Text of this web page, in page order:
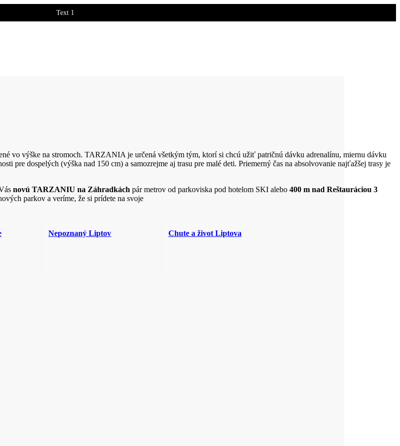
Text 1
Nepoznaný Liptov Chute a život Liptova
vo výške na stromoch. TARZANIA je určená všetkým tým, ktorí si chcú užiť patričnú dávku adrenalínu, miernu dávku
pre dospelých (výška nad 150 cm) a samozrejme aj trasu pre malé deti. Priemerný čas na absolvovanie najťažšej trasy je
novú TARZANIU na Záhradkách pár metrov od parkoviska pod hotelom SKI alebo 400 m nad Reštauráciou 3
parkov a veríme, že si prídete na svoje